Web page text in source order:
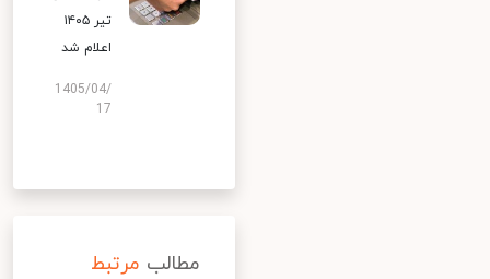
تیر ۱۴۰۵
اعلام شد
1405/04/
17
مطالب مرتبط